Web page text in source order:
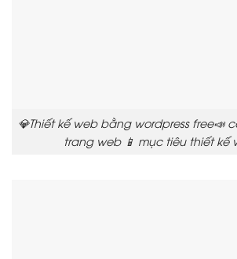
💎Thiết kế web bằng wordpress free📣
trang web 📱 mục tiêu thiết kế